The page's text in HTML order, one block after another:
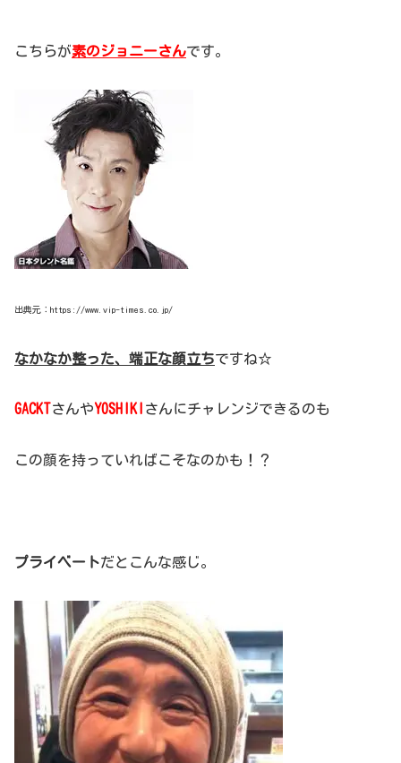
こちらが素のジョニーさんです。
出典元：https://www.vip-times.co.jp/
なかなか整った、端正な顔立ちですね☆
GACKTさんやYOSHIKI さんにチャレンジできるのも
この顔を持っていればこそなのかも！？
プライベートだとこんな感じ。